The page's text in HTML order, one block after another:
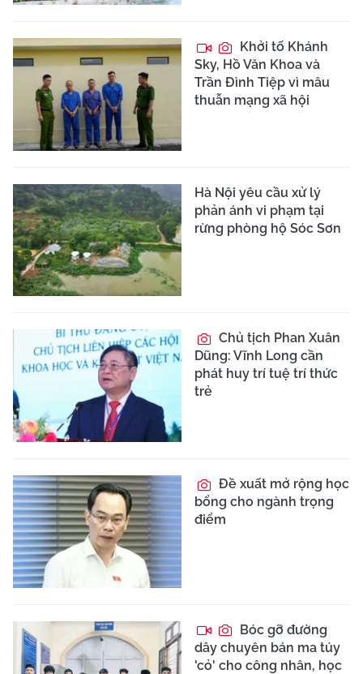
Khởi tố Khánh
Sky, Hồ Văn Khoa và
Trần Đình Tiệp vì mâu
thuẫn mạng xã hội
Hà Nội yêu cầu xử lý
phản ánh vi phạm tại
rừng phòng hộ Sóc Sơn
Chủ tịch Phan Xuân
Dũng: Vĩnh Long cần
phát huy trí tuệ trí thức
trẻ
Đề xuất mở rộng học
bổng cho ngành trọng
điểm
Bóc gỡ đường
dây chuyên bán ma túy
'cỏ' cho công nhân, học